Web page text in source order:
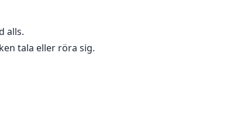
alls.
tala eller röra sig.